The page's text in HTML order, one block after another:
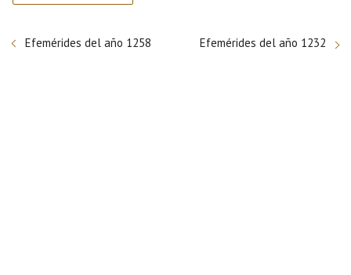
Efemérides del año 1258 Efemérides del año 1232